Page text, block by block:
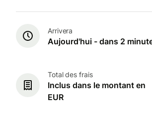
Arrivera
Aujourd'hui - dans 2
Total des frais
Inclus dans le montant en
EUR